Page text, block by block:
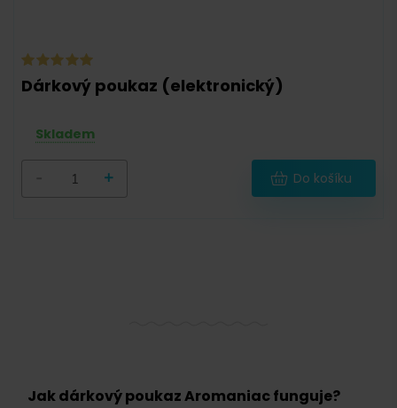
Dárkový poukaz (elektronický)
Skladem
+ Do košíku
Jak dárkový poukaz Aromaniac funguje?